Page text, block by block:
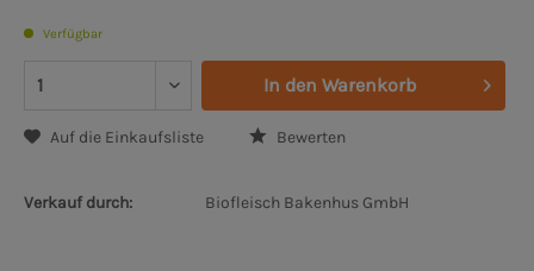
Verfügbar
In den Warenkorb
Auf die Einkaufsliste Bewerten
Verkauf durch: Biofleisch Bakenhus GmbH